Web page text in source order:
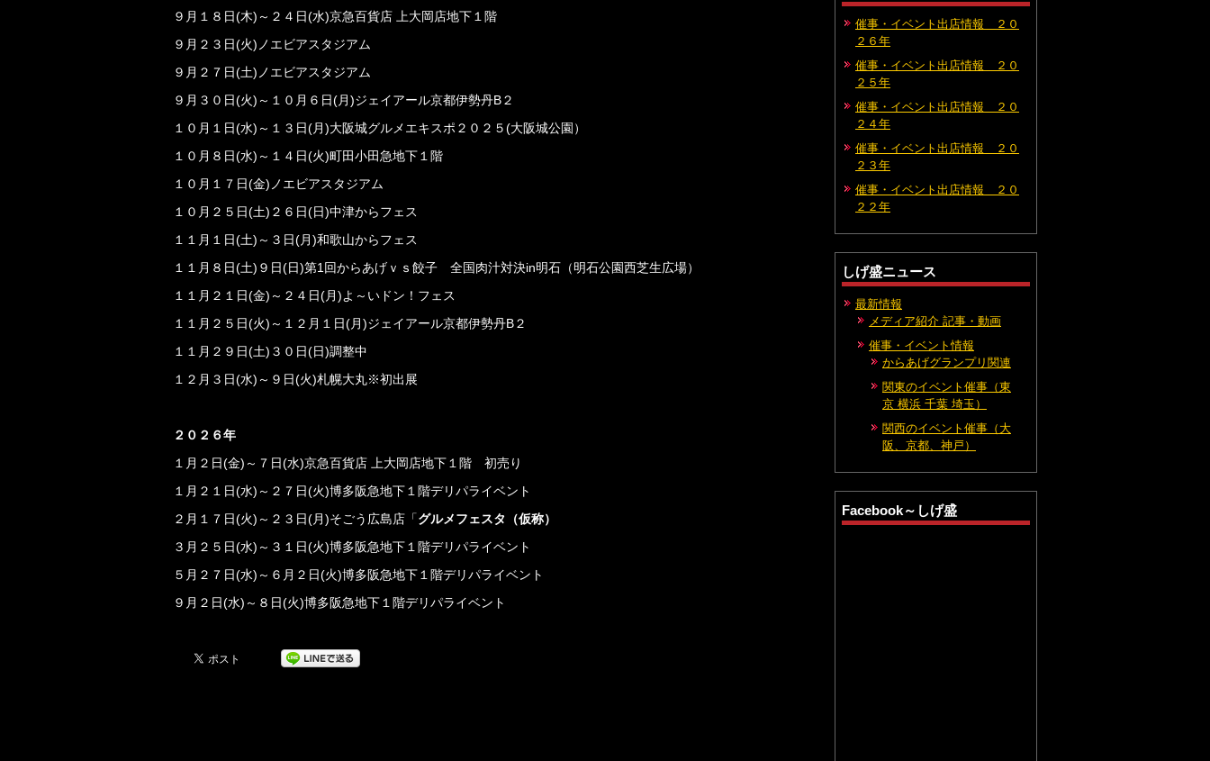
９月１８日(木)～２４日(水)京急百貨店 上大岡店地下１階
９月２３日(火)ノエビアスタジアム
９月２７日(土)ノエビアスタジアム
９月３０日(火)～１０月６日(月)ジェイアール京都伊勢丹B２
１０月１日(水)～１３日(月)大阪城グルメエキスポ２０２５(大阪城公園）
１０月８日(水)～１４日(火)町田小田急地下１階
１０月１７日(金)ノエビアスタジアム
１０月２５日(土)２６日(日)中津からフェス
１１月１日(土)～３日(月)和歌山からフェス
１１月８日(土)９日(日)第1回からあげｖｓ餃子 全国肉汁対決in明石（明石公園西芝生広場）
１１月２１日(金)～２４日(月)よ～いドン！フェス
１１月２５日(火)～１２月１日(月)ジェイアール京都伊勢丹B２
１１月２９日(土)３０日(日)調整中
１２月３日(水)～９日(火)札幌大丸※初出展
２０２６年
１月２日(金)～７日(水)京急百貨店 上大岡店地下１階 初売り
１月２１日(水)～２７日(火)博多阪急地下１階デリパライベント
２月１７日(火)～２３日(月)そごう広島店「グルメフェスタ（仮称）
３月２５日(水)～３１日(火)博多阪急地下１階デリパライベント
５月２７日(水)～６月２日(火)博多阪急地下１階デリパライベント
９月２日(水)～８日(火)博多阪急地下１階デリパライベント
催事・イベント出店情報 ２０
２６年
催事・イベント出店情報 ２０
２５年
催事・イベント出店情報 ２０
２４年
催事・イベント出店情報 ２０
２３年
催事・イベント出店情報 ２０
２２年
しげ盛ニュース
最新情報
メディア紹介 記事・動画
催事・イベント情報
からあげグランプリ関連
関東のイベント催事（東
京 横浜 千葉 埼玉）
関西のイベント催事（大
阪、京都、神戸）
Facebook～しげ盛